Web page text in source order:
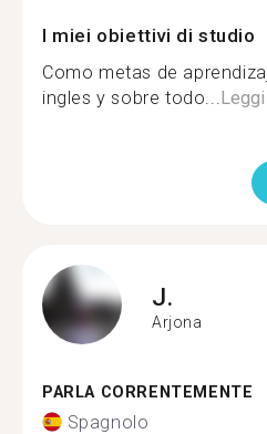
I miei obiettivi di studio
Como metas de
ingles y sobre todo...
J.
Arjona
PARLA CORRENTEMENTE
Spagnolo